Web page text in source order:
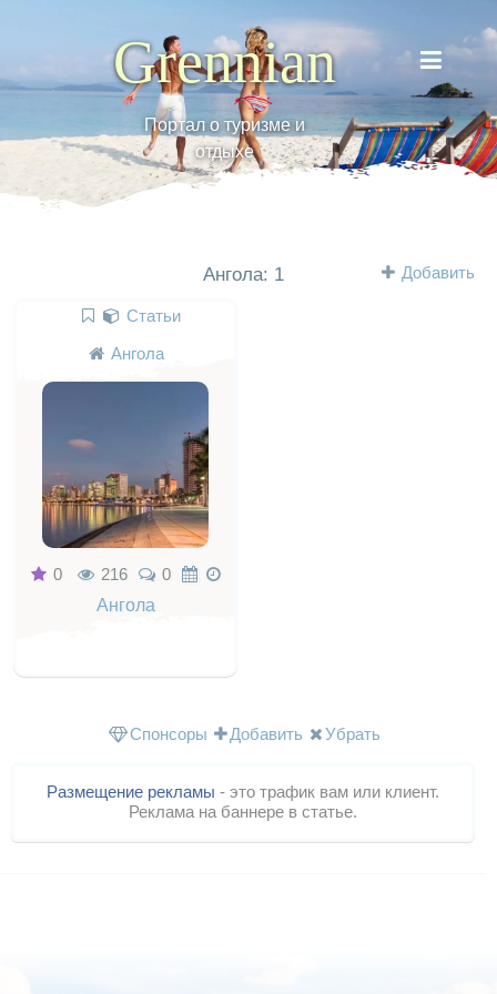
Grennian
Портал о туризме и
отдыхе
Ангола: 1 Добавить
Статьи
Ангола
0 216
0
Ангола
Спонсоры Добавить Убрать
Размещение рекламы - это трафик вам или клиент.
Реклама на баннере в статье.